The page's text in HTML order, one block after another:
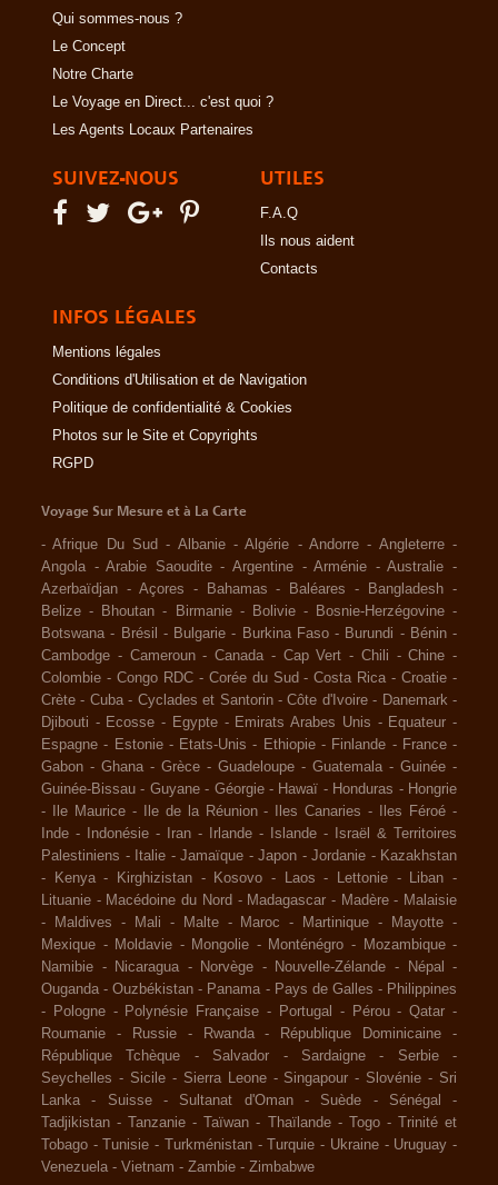
Qui sommes-nous ?
Le Concept
Notre Charte
Le Voyage en Direct... c'est quoi ?
Les Agents Locaux Partenaires
SUIVEZ-NOUS UTILES
F.A.Q
Ils nous aident
Contacts
INFOS LÉGALES
Mentions légales
Conditions d'Utilisation et de Navigation
Politique de confidentialité & Cookies
Photos sur le Site et Copyrights
RGPD
Voyage Sur Mesure et à La Carte
-Afrique Du Sud - Albanie -Algérie -Andorre - Angleterre -
Angola -Arabie Saoudite -Argentine -Arménie -Australie -
Azerbaïdjan - Açores - Bahamas - Baléares - Bangladesh -
Belize - Bhoutan - Birmanie - Bolivie - Bosnie-Herzégovine -
Botswana - Brésil - Bulgarie - Burkina Faso - Burundi - Bénin -
Cambodge - Cameroun - Canada - Cap Vert - Chili -Chine -
Colombie - Congo RDC - Corée du Sud -Costa Rica -Croatie -
Crète - Cuba - Cyclades et Santorin -Côte d'Ivoire - Danemark -
Djibouti - Ecosse - Egypte - Emirats Arabes Unis - Equateur -
Espagne - Estonie - Etats-Unis - Ethiopie - Finlande - France -
Gabon - Ghana - Grèce - Guadeloupe - Guatemala - Guinée -
Guinée-Bissau - Guyane - Géorgie - Hawaï - Honduras - Hongrie
-
Ile Maurice - Ile de la Réunion - Iles Canaries - Iles Féroé -
Inde - Indonésie - Iran - Irlande - Islande -
Israël & Territoires
Palestiniens - Italie - Jamaïque - Japon - Jordanie - Kazakhstan
-
Kenya - Kirghizistan - Kosovo - Laos - Lettonie - Liban -
Lituanie - Macédoine du Nord - Madagascar - Madère - Malaisie
-
Maldives - Mali - Malte - Maroc - Martinique - Mayotte -
Mexique - Moldavie - Mongolie - Monténégro - Mozambique -
Namibie - Nicaragua - Norvège - Nouvelle-Zélande - Népal
-
Ouganda -Ouzbékistan - Panama - Pays de Galles - Philippines
-
Pologne - Polynésie Française - Portugal - Pérou -Qatar -
Roumanie
- Russie - Rwanda - République Dominicaine
-
République Tchèque
- Salvador - Sardaigne - Serbie
-
Seychelles - Sicile - Sierra Leone - Singapour - Slovénie - Sri
Lanka
- Suisse - Sultanat d'Oman - Suède - Sénégal
-
Tadjikistan - Tanzanie - Taïwan - Thaïlande - Togo -
Trinité et
Tobago - Tunisie - Turkménistan - Turquie - Ukraine - Uruguay -
Venezuela - Vietnam - Zambie - Zimbabwe